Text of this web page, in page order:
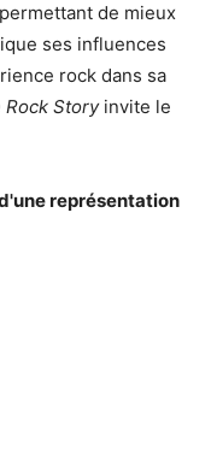
de mieux
ses influences
rock dans sa
Rock Storyinvite le
représentation